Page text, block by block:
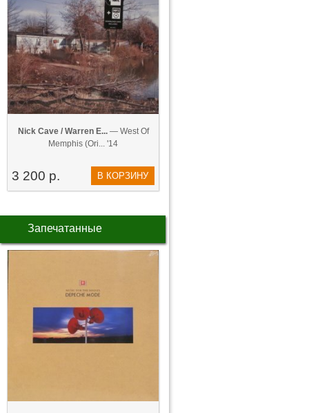
Nick Cave / Warren E...— West Of
Memphis (Ori... '14
3 200 р. В КОРЗИНУ
Запечатанные